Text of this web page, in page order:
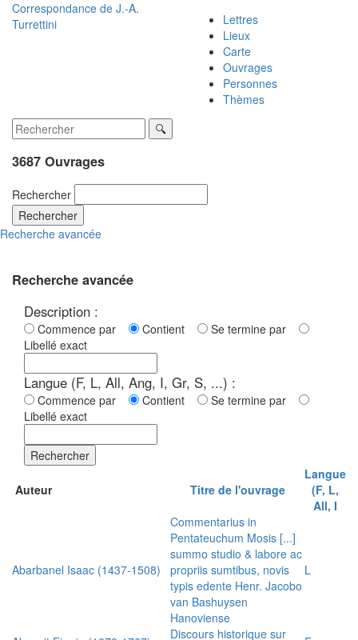
Correspondance de J.-A.
Turrettini
Lettres
Lieux
Carte
Ouvrages
Personnes
Thèmes
3687 Ouvrages
Rechercher
Rechercher
Recherche avancée
Recherche avancée
Description :
Commence par Contient
Se termine par
Libellé exact
Langue (F, L, All, Ang, I, Gr, S, ...) :
Commence par Contient
Se termine par
Libellé exact
Rechercher
Auteur Titre de l'ouvrage
Langue
(F, L,
All, I
Abarbanel Isaac (1437-1508)
Commentarius in
Pentateuchum Mosis [...]
summo studio & labore ac
propriis sumtibus, novis
typis edente Henr. Jacobo
van Bashuysen
Hanoviense
L
Discours historique sur